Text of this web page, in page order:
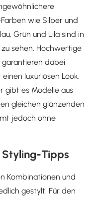
wie Silber und
Grün und Lila sind in
sehen. Hochwertige
dabei
luxuriösen Look.
gibt es Modelle aus
gleichen glänzenden
jedoch ohne
Styling-Tipps
Kombinationen und
gestylt. Für den